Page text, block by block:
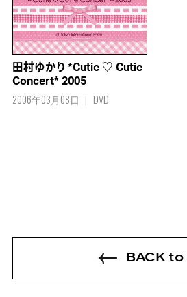
田村ゆかり *Cutie ♡ Cutie
Concert* 2005
2006年03月08日 DVD
BACK to